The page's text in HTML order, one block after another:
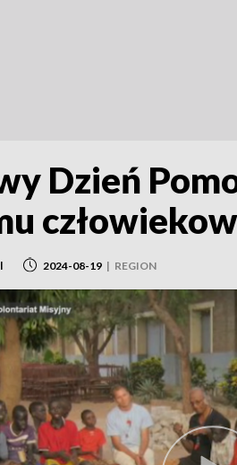
Dzień
2024-08-19 | REGION